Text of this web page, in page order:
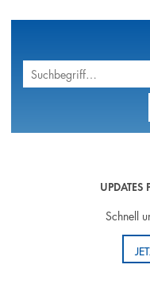
Suchbegriff
UPDATES
Schnell